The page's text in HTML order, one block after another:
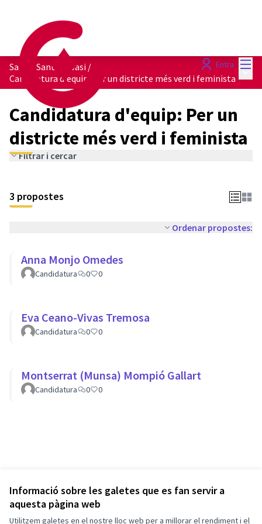
Informació sobre les galetes que es fan servir a
aquesta pàgina web
Utilitzem galetes en el nostre lloc web per a millorar el rendiment i el
Entra
Sarrià-Sant Gervasi /
Candidatura d'equip: Per un districte més verd i feminista
Candidatura d'equip: Per un
districte més verd i feminista
Filtrar i cercar
3 propostes
Ordenar propostes:
Anna Monjo Omedes
Candidatura 0 0
Eva Ceano-Vivas Tremosa
Candidatura 0 0
Montserrat (Munsa) Mompió Gallart
Candidatura 0 0